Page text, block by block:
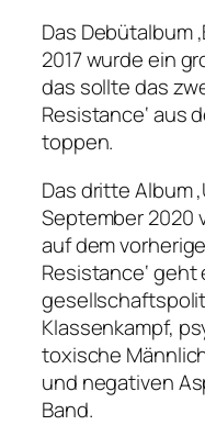
Das Debütalbum
2017 wurde ein
das sollte das
Resistance‘ aus
toppen.
Das dritte Album
September 2020
auf dem
Resistance‘ geht
Klassenkampf,
toxische
und negativen
Band.